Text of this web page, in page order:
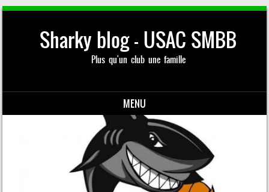
Sharky blog – USAC SMBB
Plus qu'un club une famille
MENU